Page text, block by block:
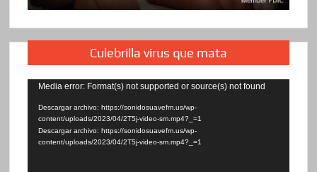
Culebrilla virus que mata
Reproductor
de
vídeo
Media error: Format(s) not supported or source(s) not found
Descargar archivo: https://sonidosuavefm.us/wp-
content/uploads/2023/04/2T5j-video-sm.mp4?_=1
Descargar archivo: https://sonidosuavefm.us/wp-
content/uploads/2023/04/2T5j-video-sm.mp4?_=1